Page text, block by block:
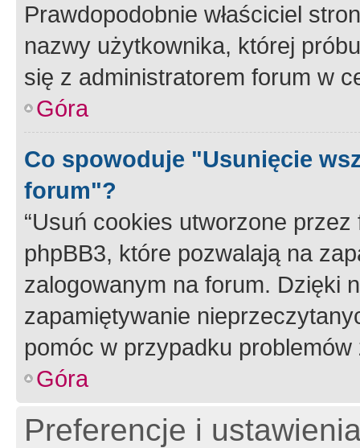
Prawdopodobnie właściciel
nazwy użytkownika, której
się z administratorem forum w
Góra
Co spowoduje "Usunięcie
forum"?
“Usuń cookies utworzone
phpBB3, które pozwalają na
zalogowanym na forum. Dzięki
zapamiętywanie
pomóc w przypadku
Góra
Preferencje i